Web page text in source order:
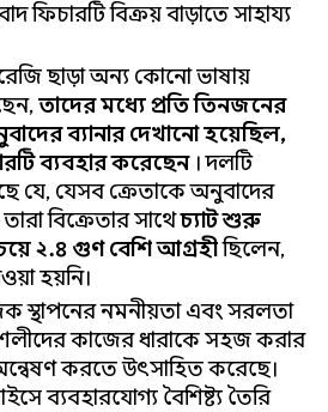
ফিচারটি বিক্রয় বাড়াতে সাহায্য
ছাড়া অন্য কোনো ভাষায়
তাদের মধ্যে প্রতি তিনজনের
ব্যানার দেখানো হয়েছিল,
ব্যবহার করেছেন। দলটি
যে, যেসব ক্রেতাকে অনুবাদের
বিক্রেতার সাথেচ্যাট শুরু
২.৪ গুণ বেশি আগ্রহীছিলেন,
হয়নি।
স্থাপনের নমনীয়তা এবং সরলতা
কাজের ধারাকে সহজ করার
করতে উৎসাহিত করেছে।
ব্যবহারযোগ্য বৈশিষ্ট্য তৈরি